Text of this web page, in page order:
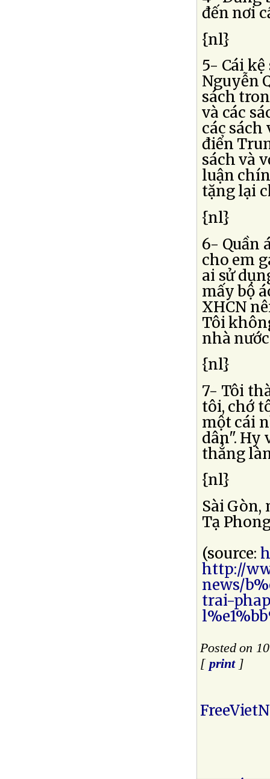
đến nơi
{nl}
5- Cái
Nguyễn
sách
và các
các sách
điển
sách và
luận
tặng lại
{nl}
6- Quần
cho em
ai sử
mấy bộ
XHCN
Tôi
nhà
{nl}
7- Tôi
tôi, chớ
một cái
dân". Hy
thẳng
{nl}
Sài Gòn,
Tạ
(source:
http://
news/
trai-
Posted on
[ print]